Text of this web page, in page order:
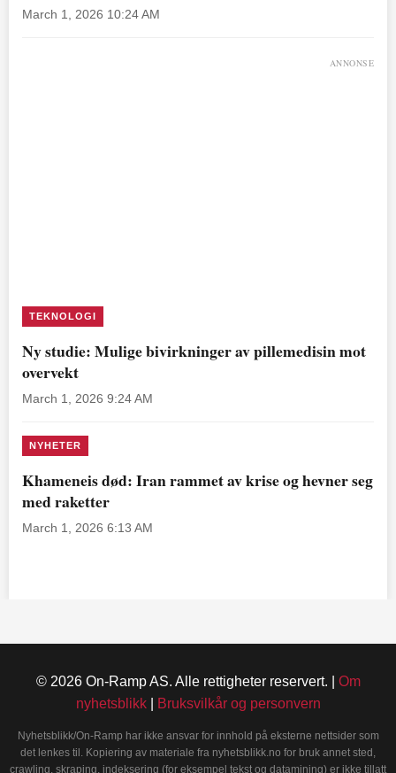
March 1, 2026 10:24 AM
ANNONSE
TEKNOLOGI
Ny studie: Mulige bivirkninger av pillemedisin mot
overvekt
March 1, 2026 9:24 AM
NYHETER
Khameneis død: Iran rammet av krise og hevner seg
med raketter
March 1, 2026 6:13 AM
© 2026 On-Ramp AS. Alle rettigheter reservert. | Om
nyhetsblikk| Bruksvilkår og personvern
Nyhetsblikk/On-Ramp har ikke ansvar for innhold på eksterne nettsider som
det lenkes til. Kopiering av materiale fra nyhetsblikk.no for bruk annet sted,
crawling, skraping, indeksering (for eksempel tekst og datamining) er ikke tillatt